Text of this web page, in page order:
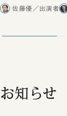
合ったこと
佐藤優／出演者
お知らせ